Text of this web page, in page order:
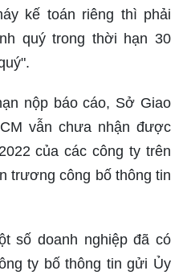
kế toán riêng thì phải
quý trong thời hạn 30
nộp báo cáo, Sở Giao
vẫn chưa nhận được
của các công ty trên
trương công bố thông tin
số doanh nghiệp đã có
ty bố thông tin gửi Ủy